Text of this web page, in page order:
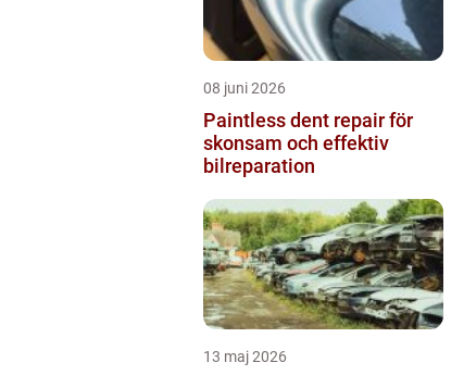
08 juni 2026
Paintless dent repair för
skonsam och effektiv
bilreparation
13 maj 2026